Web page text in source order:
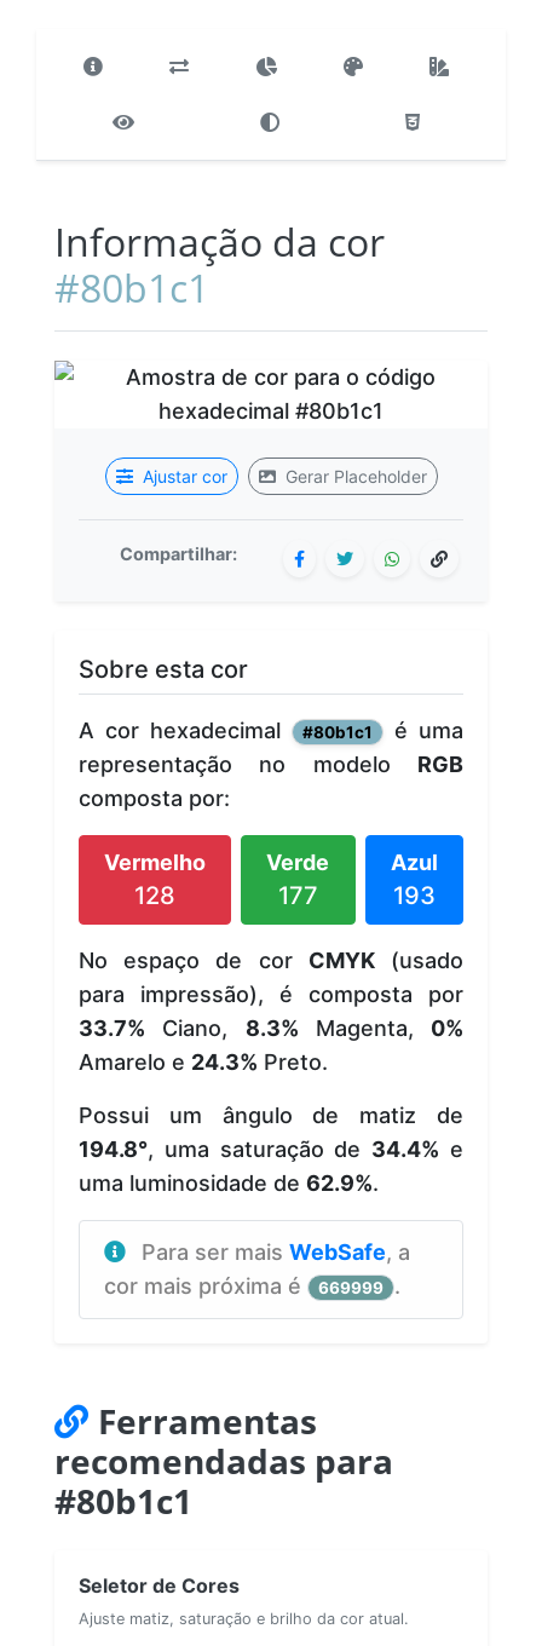
Informação da cor
#80b1c1
Ajustar cor Gerar Placeholder
Compartilhar:
Sobre esta cor
A cor hexadecimal #80b1c1
é uma
representação no modelo RGB
composta por:
Vermelho
128
Verde
177
Azul
193
No espaço de cor CMYK(usado
para impressão), é composta por
33.7% Ciano, 8.3% Magenta, 0%
Amarelo e 24.3% Preto.
Possui um ângulo de matiz de
194.8°, uma saturação de 34.4% e
uma luminosidade de 62.9%.
Para ser mais WebSafe, a
cor mais próxima é
669999 .
Ferramentas
recomendadas para
#80b1c1
Seletor de Cores
Ajuste matiz, saturação e brilho da cor atual.